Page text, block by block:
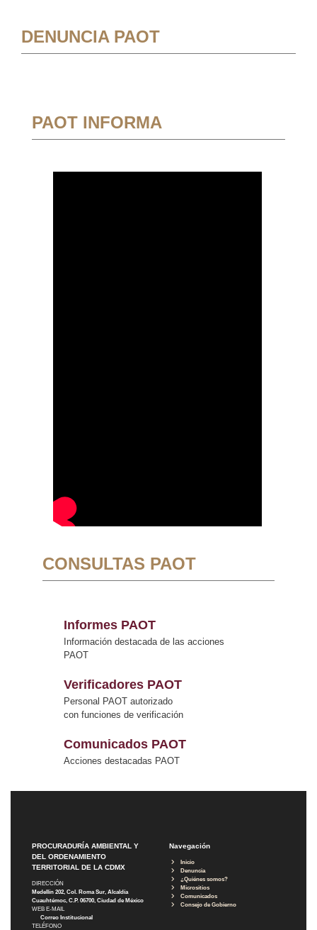
DENUNCIA PAOT
PAOT INFORMA
CONSULTAS PAOT
Informes PAOT
Información destacada de las acciones
PAOT
Verificadores PAOT
Personal PAOT autorizado
con funciones de verificación
Comunicados PAOT
Acciones destacadas PAOT
PROCURADURÍA AMBIENTAL Y
DEL ORDENAMIENTO
TERRITORIAL DE LA CDMX
DIRECCIÓN
Medellín 202, Col. Roma Sur, Alcaldía
Cuauhtémoc, C.P. 06700, Ciudad de México
WEB E-MAIL
Correo Institucional
TELÉFONO
Navegación
Inicio
Denuncia
¿Quiénes somos?
Micrositios
Comunicados
Consejo de Gobierno